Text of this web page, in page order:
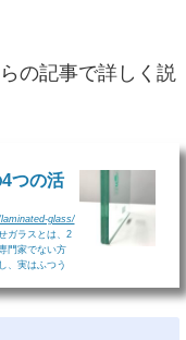
の記事で詳しく説
つの活
glass/
ガラスとは、2
門家でない方
、実はふつう